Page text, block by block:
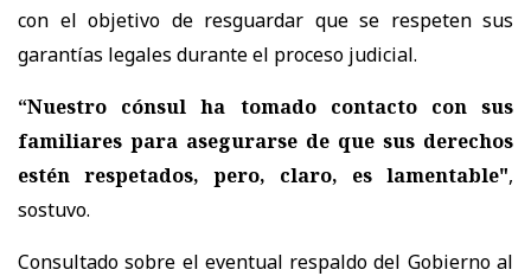
con el objetivo de resguardar que se respeten sus
garantías legales durante el proceso judicial.
“Nuestro cónsul ha tomado contacto con sus
familiares para asegurarse de que sus derechos
estén respetados, pero, claro, es lamentable",
sostuvo.
Consultado sobre el eventual respaldo del Gobierno al